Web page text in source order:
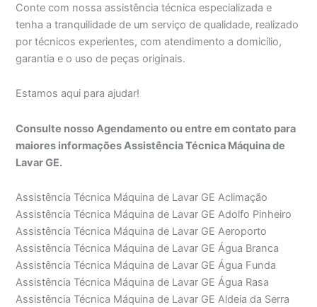
Conte com nossa assistência técnica especializada e
tenha a tranquilidade de um serviço de qualidade, realizado
por técnicos experientes, com atendimento a domicílio,
garantia e o uso de peças originais.
Estamos aqui para ajudar!
Consulte nosso Agendamento ou entre em contato para
maiores informações Assistência Técnica Máquina de
Lavar GE.
Assistência Técnica Máquina de Lavar GE Aclimação
Assistência Técnica Máquina de Lavar GE Adolfo Pinheiro
Assistência Técnica Máquina de Lavar GE Aeroporto
Assistência Técnica Máquina de Lavar GE Água Branca
Assistência Técnica Máquina de Lavar GE Água Funda
Assistência Técnica Máquina de Lavar GE Água Rasa
Assistência Técnica Máquina de Lavar GE Aldeia da Serra